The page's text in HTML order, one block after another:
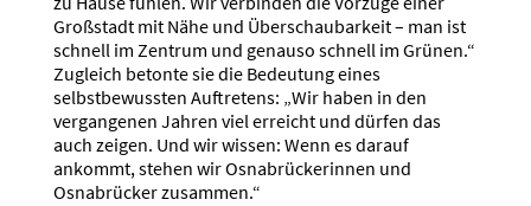
Großstadt mit Nähe und Überschaubarkeit – man ist
schnell im Zentrum und genauso schnell im Grünen.“
Zugleich betonte sie die Bedeutung eines
selbstbewussten Auftretens: „Wir haben in den
vergangenen Jahren viel erreicht und dürfen das
auch zeigen. Und wir wissen: Wenn es darauf
ankommt, stehen wir Osnabrückerinnen und
Osnabrücker zusammen.“